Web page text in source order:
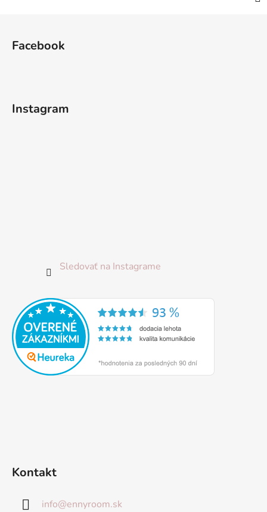
Facebook
Instagram
Sledovať na Instagrame
Kontakt
info@ennyroom.sk